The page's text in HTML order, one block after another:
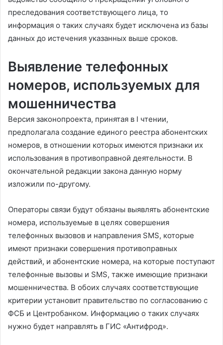
преследования соответствующего лица, то
информация о таких случаях будет исключена из базы
данных до истечения указанных выше сроков.
Выявление телефонных
номеров, используемых для
мошенничества
Версия законопроекта, принятая в I чтении,
предполагала создание единого реестра абонентских
номеров, в отношении которых имеются признаки их
использования в противоправной деятельности. В
окончательной редакции закона данную норму
изложили по-другому.
Операторы связи будут обязаны выявлять абонентские
номера, используемые в целях совершения
телефонных вызовов и направления SMS, которые
имеют признаки совершения противоправных
действий, и абонентские номера, на которые поступают
телефонные вызовы и SMS, также имеющие признаки
мошенничества. В обоих случаях соответствующие
критерии установит правительство по согласованию с
ФСБ и Центробанком. Информацию о таких случаях
нужно будет направлять в ГИС «Антифрод».